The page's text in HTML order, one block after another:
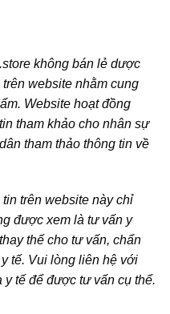
không bán lẻ dược
website nhằm cung
Website hoạt đồng
tham khảo cho nhân sự
tham thảo thông tin về
tin trên website này chỉ
được xem là tư vấn y
thế cho tư vấn, chẩn
tế. Vui lòng liên hệ với
tế để được tư vấn cụ thể.